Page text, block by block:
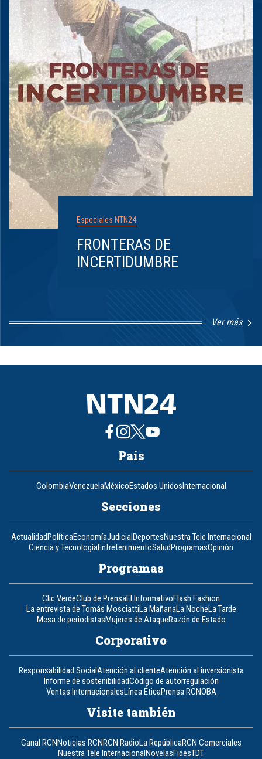
Especiales NTN24
FRONTERAS DE
INCERTIDUMBRE
Ver más
1
8
País
ColombiaVenezuelaMéxicoEstados UnidosInternacional
Secciones
ActualidadPolíticaEconomíaJudicialDeportesNuestra Tele Internacional
Ciencia y TecnologíaEntretenimientoSaludProgramasOpinión
Programas
Clic VerdeClub de PrensaEl InformativoFlash Fashion
La entrevista de Tomás MosciattiLa MañanaLa NocheLa Tarde
Mesa de periodistasMujeres de AtaqueRazón de Estado
Corporativo
Responsabilidad SocialAtención al clienteAtención al inversionista
Informe de sostenibilidadCódigo de autorregulación
Ventas InternacionalesLínea ÉticaPrensa RCNOBA
Visite también
Canal RCNNoticias RCNRCN RadioLa RepúblicaRCN Comerciales
Nuestra Tele InternacionalNovelasFidesTDT